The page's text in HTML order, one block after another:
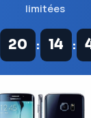
limitées
20 : 14 :